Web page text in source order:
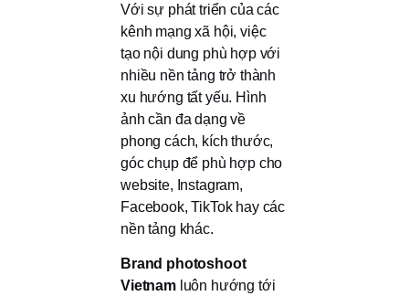
Với sự phát triển của các
kênh mạng xã hội, việc
tạo nội dung phù hợp với
nhiều nền tảng trở thành
xu hướng tất yếu. Hình
ảnh cần đa dạng về
phong cách, kích thước,
góc chụp để phù hợp cho
website, Instagram,
Facebook, TikTok hay các
nền tảng khác.
Brand photoshoot
Vietnamluôn hướng tới